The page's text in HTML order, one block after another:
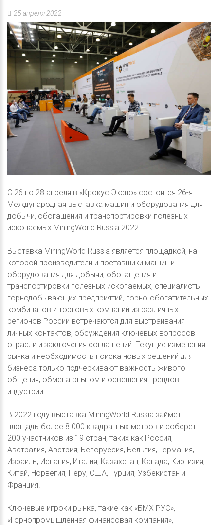
25 апреля 2022
C 26 по 28 апреля в «Крокус Экспо» состоится 26-я
Международная выставка машин и оборудования для
добычи, обогащения и транспортировки полезных
ископаемых MiningWorld Russia 2022.
Выставка MiningWorld Russia является площадкой, на
которой производители и поставщики машин и
оборудования для добычи, обогащения и
транспортировки полезных ископаемых, специалисты
горнодобывающих предприятий, горно-обогатительных
комбинатов и торговых компаний из различных
регионов России встречаются для выстраивания
личных контактов, обсуждения ключевых вопросов
отрасли и заключения соглашений. Текущие изменения
рынка и необходимость поиска новых решений для
бизнеса только подчеркивают важность живого
общения, обмена опытом и освещения трендов
индустрии.
В 2022 году выставка MiningWorld Russia займет
площадь более 8 000 квадратных метров и соберет
200 участников из 19 стран, таких как Россия,
Австралия, Австрия, Белоруссия, Бельгия, Германия,
Израиль, Испания, Италия, Казахстан, Канада, Киргизия,
Китай, Норвегия, Перу, США, Турция, Узбекистан и
Франция.
Ключевые игроки рынка, такие как «БМХ РУС»,
«Горнопромышленная финансовая компания»,